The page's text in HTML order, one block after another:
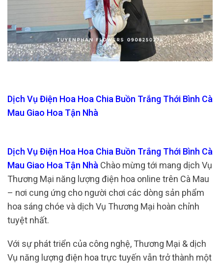
Dịch Vụ Điện Hoa Hoa Chia Buồn Trắng Thới Bình Cà
Mau Giao Hoa Tận Nhà
Dịch Vụ Điện Hoa Hoa Chia Buồn Trắng Thới Bình Cà
Mau Giao Hoa Tận Nhà Chào mừng tới mang dịch Vụ
Thương Mại năng lượng điện hoa online trên Cà Mau
– nơi cung ứng cho người chơi các dòng sản phẩm
hoa sáng chóe và dịch Vụ Thương Mại hoàn chỉnh
tuyệt nhất.
Với sự phát triển của công nghệ, Thương Mại & dịch
Vụ năng lượng điện hoa trực tuyến vẫn trở thành một